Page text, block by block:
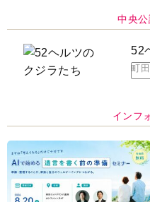
中央
52
町
インフ